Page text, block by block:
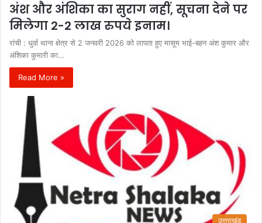
अंश और अंशिका का सुराग नहीं, सूचना देने पर
मिलेगा 2-2 लाख रुपये इनाम।
रांची : धुर्वा थाना क्षेत्र से 2 जनवरी 2026 को लापता हुए मासूम भाई-बहन अंश कुमार और
अंशिका कुमारी का…
Read More »
उत्तराखंड